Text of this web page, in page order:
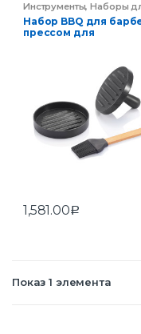
Инструменты,Наборы
туриста ,Отдых
Набор BBQ для
прессом для
1,581.00Р
Показ 1 элемента